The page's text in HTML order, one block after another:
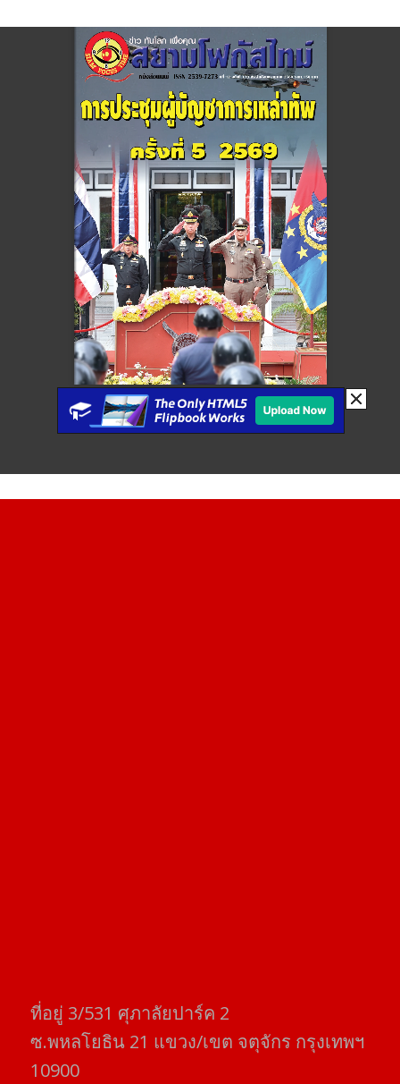
ที่อยู่​ 3/531​ ศุภาลัยปาร์ค​ 2
ซ.พหลโยธิน​ 21​ แขวง/เขต​ จตุจักร​ กรุงเทพฯ
10900